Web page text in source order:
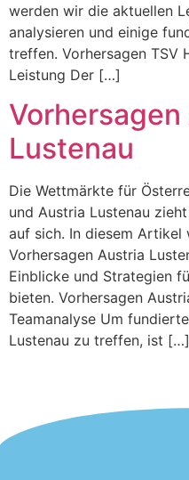
werden wir die aktuellen
analysieren und einige
treffen. Vorhersagen TSV
Leistung Der […]
Lustenau
Die Wettmärkte für
und Austria Lustenau
auf sich. In diesem
Vorhersagen Austria
Einblicke und Strategien
bieten. Vorhersagen
Teamanalyse Um
Lustenau zu treffen, ist […]